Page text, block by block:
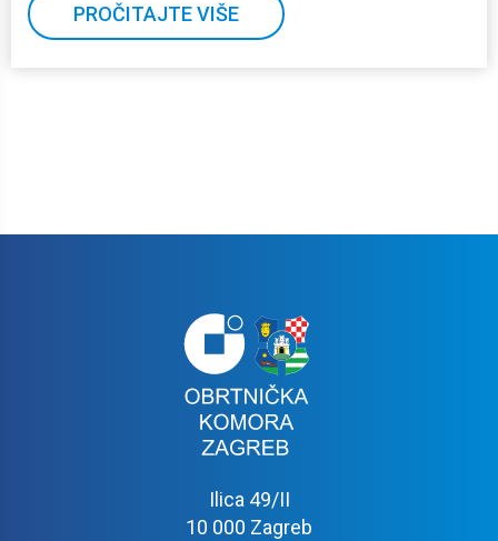
PROČITAJTE VIŠE
Ilica 49/II
10 000 Zagreb